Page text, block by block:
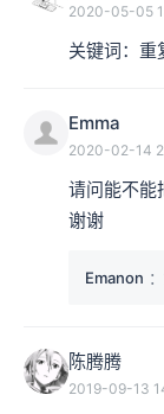
2020-05-05
关键词：重
Emma
2020-02-14
请问能不能
谢谢
Emanon
陈腾腾
2019-09-13